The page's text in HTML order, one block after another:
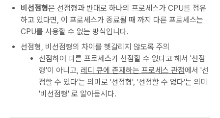
비선점형은 선점형과 반대로 하나의 프로세스가 CPU를 점유
하고 있다면, 이 프로세스가 종료될 때 까지 다른 프로세스는
CPU를 사용할 수 없는 방식입니다.
선점형, 비선점형의 차이를 헷갈리지 않도록 주의
선점하여 다른 프로세스가 선점할 수 없다고 해서 '선점
형'이 아니고, 레디 큐에 존재하는 프로세스 관점에서 '선
점할 수 있다'는 의미로 '선점형', '선점할 수 없다'는 의미
'비선점형' 로 알아둡시다.